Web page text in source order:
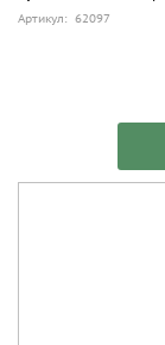
Артикул: 62097